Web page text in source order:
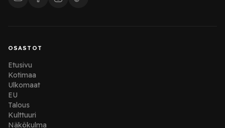
OSASTOT
Etusivu
Kotimaa
Ulkomaat
EU
Talous
Kulttuuri
Näkökulma